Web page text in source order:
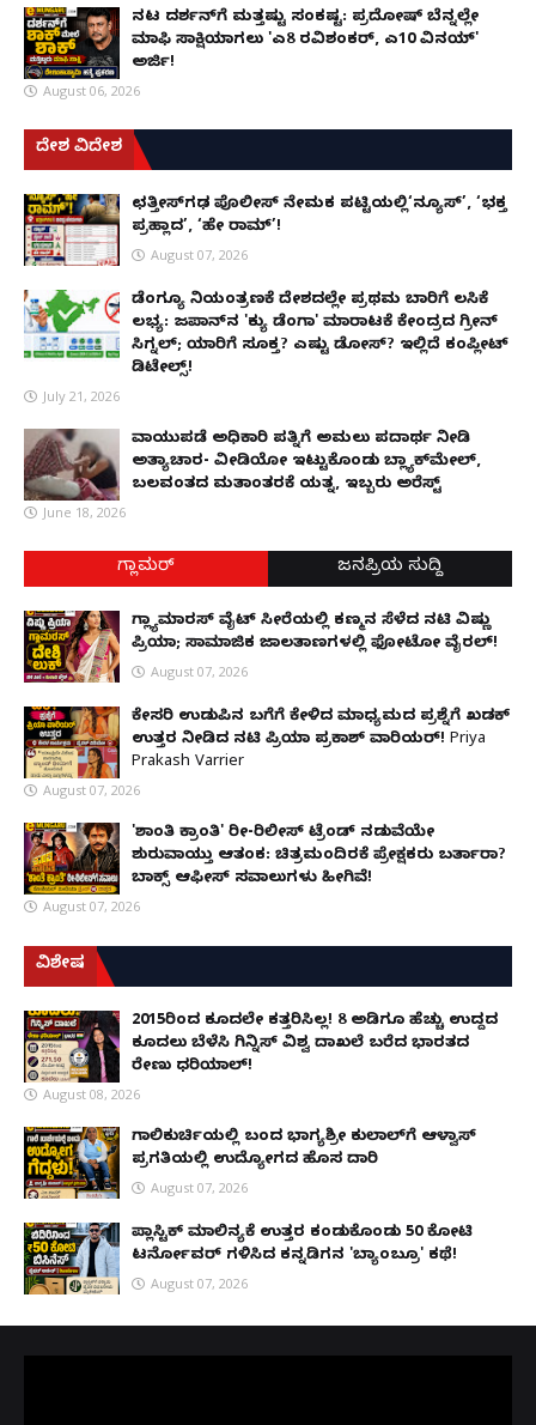
ನಟ ದರ್ಶನ್‌ಗೆ ಮತ್ತಷ್ಟು ಸಂಕಷ್ಟ: ಪ್ರದೋಷ್ ಬೆನ್ನಲ್ಲೇ
ಮಾಫಿ ಸಾಕ್ಷಿಯಾಗಲು 'ಎ8 ರವಿಶಂಕರ್, ಎ10 ವಿನಯ್'
ಅರ್ಜಿ!
August 06, 2026
ದೇಶ ವಿದೇಶ
ಛತ್ತೀಸ್‌ಗಢ ಪೊಲೀಸ್ ನೇಮಕ ಪಟ್ಟಿಯಲ್ಲಿ‘ನ್ಯೂಸ್’, ‘ಭಕ್ತ
ಪ್ರಹ್ಲಾದ’, ‘ಹೇ ರಾಮ್’!
August 07, 2026
ಡೆಂಗ್ಯೂ ನಿಯಂತ್ರಣಕ್ಕೆ ದೇಶದಲ್ಲೇ ಪ್ರಥಮ ಬಾರಿಗೆ ಲಸಿಕೆ
ಲಭ್ಯ: ಜಪಾನ್‌ನ 'ಕ್ಯು ಡೆಂಗಾ' ಮಾರಾಟಕ್ಕೆ ಕೇಂದ್ರದ ಗ್ರೀನ್
ಸಿಗ್ನಲ್; ಯಾರಿಗೆ ಸೂಕ್ತ? ಎಷ್ಟು ಡೋಸ್? ಇಲ್ಲಿದೆ ಕಂಪ್ಲೀಟ್
ಡಿಟೇಲ್ಸ್!
July 21, 2026
ವಾಯುಪಡೆ ಅಧಿಕಾರಿ ಪತ್ನಿಗೆ ಅಮಲು ಪದಾರ್ಥ ನೀಡಿ
ಅತ್ಯಾಚಾರ- ವೀಡಿಯೋ ಇಟ್ಟುಕೊಂಡು ಬ್ಲ್ಯಾಕ್‌ಮೇಲ್,
ಬಲವಂತದ ಮತಾಂತರಕ್ಕೆ ಯತ್ನ, ಇಬ್ಬರು ಅರೆಸ್ಟ್
June 18, 2026
ಗ್ಲಾಮರ್ ಜನಪ್ರಿಯ ಸುದ್ದಿ
ಗ್ಲ್ಯಾಮಾರಸ್ ವೈಟ್‌ ಸೀರೆಯಲ್ಲಿ ಕಣ್ಮನ ಸೆಳೆದ ನಟಿ ವಿಷ್ಣು
ಪ್ರಿಯಾ; ಸಾಮಾಜಿಕ ಜಾಲತಾಣಗಳಲ್ಲಿ ಫೋಟೋ ವೈರಲ್!
August 07, 2026
ಕೇಸರಿ ಉಡುಪಿನ ಬಗೆಗೆ ಕೇಳಿದ ಮಾಧ್ಯಮದ ಪ್ರಶ್ನೆಗೆ ಖಡಕ್
ಉತ್ತರ ನೀಡಿದ ನಟಿ ಪ್ರಿಯಾ ಪ್ರಕಾಶ್ ವಾರಿಯರ್! Priya
Prakash Varrier
August 07, 2026
'ಶಾಂತಿ ಕ್ರಾಂತಿ' ರೀ-ರಿಲೀಸ್ ಟ್ರೆಂಡ್ ನಡುವೆಯೇ
ಶುರುವಾಯ್ತು ಆತಂಕ: ಚಿತ್ರಮಂದಿರಕ್ಕೆ ಪ್ರೇಕ್ಷಕರು ಬರ್ತಾರಾ?
ಬಾಕ್ಸ್ ಆಫೀಸ್ ಸವಾಲುಗಳು ಹೀಗಿವೆ!
August 07, 2026
ವಿಶೇಷ
2015ರಿಂದ ಕೂದಲೇ ಕತ್ತರಿಸಿಲ್ಲ! 8 ಅಡಿಗೂ ಹೆಚ್ಚು ಉದ್ದದ
ಕೂದಲು ಬೆಳೆಸಿ ಗಿನ್ನಿಸ್ ವಿಶ್ವ ದಾಖಲೆ ಬರೆದ ಭಾರತದ
ರೇಣು ಧರಿಯಾಲ್!
August 08, 2026
ಗಾಲಿಕುರ್ಚಿಯಲ್ಲಿ ಬಂದ ಭಾಗ್ಯಶ್ರೀ ಕುಲಾಲ್‌ಗೆ ಆಳ್ವಾಸ್
ಪ್ರಗತಿಯಲ್ಲಿ ಉದ್ಯೋಗದ ಹೊಸ ದಾರಿ
August 07, 2026
ಪ್ಲಾಸ್ಟಿಕ್ ಮಾಲಿನ್ಯಕ್ಕೆ ಉತ್ತರ ಕಂಡುಕೊಂಡು ₹50 ಕೋಟಿ
ಟರ್ನೋವರ್ ಗಳಿಸಿದ ಕನ್ನಡಿಗನ 'ಬ್ಯಾಂಬ್ರೂ' ಕಥೆ!
August 07, 2026